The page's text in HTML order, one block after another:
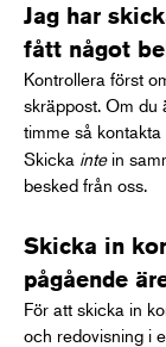
Jag har
fått något
Kontrollera först
skräppost. Om du
timme så kontakta
Skicka intein
besked från oss.
Skicka in
pågående
För att skicka in
och redovisning i